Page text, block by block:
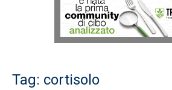
Salvagente
Tag: cortisolo